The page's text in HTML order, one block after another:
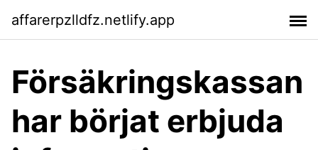
affarerpzlldfz.netlify.app
Försäkringskassan
har börjat erbjuda